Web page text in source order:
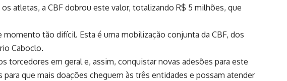
atletas, a CBF dobrou este valor, totalizando R$ 5 milhões, que
tão difícil. Esta é uma mobilização conjunta da CBF, dos
Caboclo.
torcedores em geral e, assim, conquistar novas adesões para este
que mais doações cheguem às três entidades e possam atender